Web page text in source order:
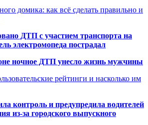
домика: как всё сделать правильно и
ДТП с участием транспорта на
электромопеда пострадал
ночное ДТП унесло жизнь мужчины
рейтинги и насколько им
контроль и предупредила водителей
из-за городского выпускного